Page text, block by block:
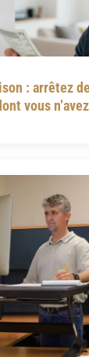
: arrêtez
vous